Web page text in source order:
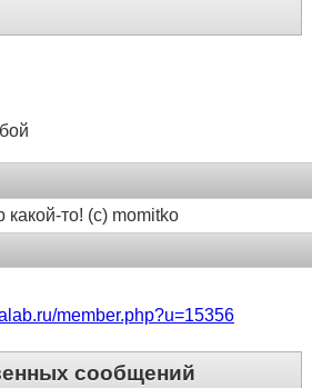
какой-то! (с) momitko
member.php?u=15356
сообщений